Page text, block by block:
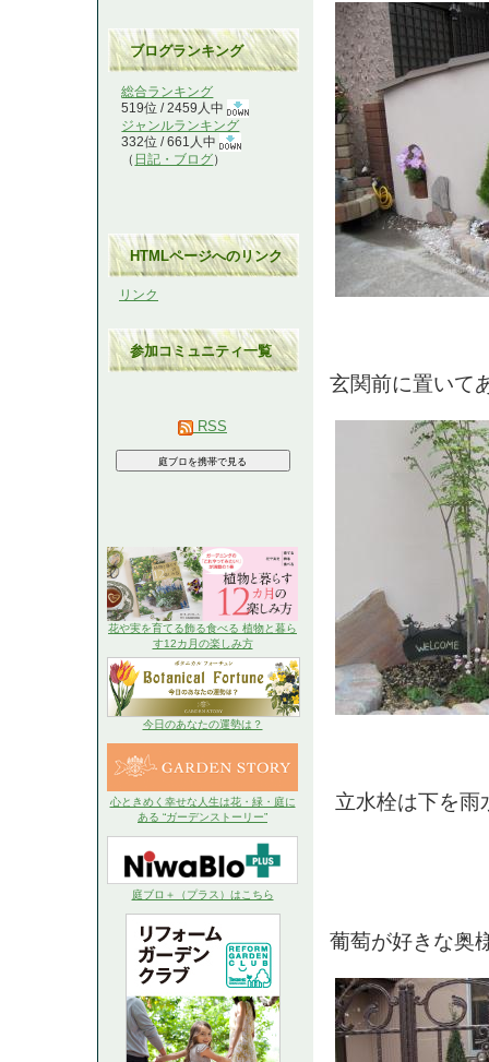
玄関前に置いて
立水栓は下を雨
葡萄が好きな奥
ブログランキング
総合ランキング
519位 / 2459人中
ジャンルランキング
332位 / 661人中
（ 日記・ブログ）
HTMLページへのリンク
リンク
参加コミュニティ一覧
RSS
花や実を育てる飾る食べる 植物と暮ら
す12カ月の楽しみ方
今日のあなたの運勢は？
心ときめく幸せな人生は花・緑・庭に
ある “ガーデンストーリー”
庭ブロ＋（プラス）はこちら